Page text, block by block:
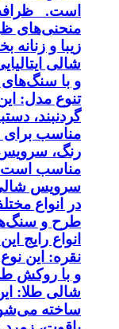
است. ظرافت
منحنی‌های
زیبا و
شالی
و با سنگ‌های
تنوع مدل:
گردنبند،
مناسب برای
رنگ، سرویس
مناسب است.
سرویس شالی
در انواع
طرح و
انواع رایج
و با روکش
ساخته